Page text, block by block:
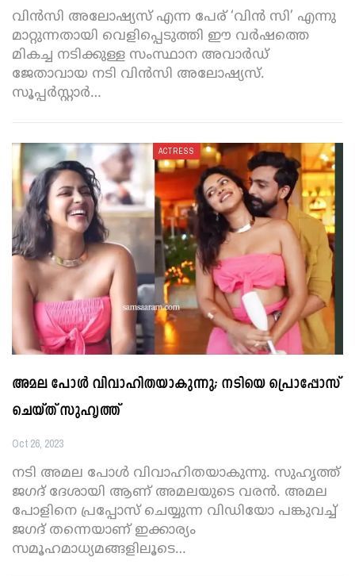
വിൻസി അലോഷ്യസ് എന്ന പേര് ‘വിൻ സി’ എന്നു
മാറ്റുന്നതായി വെളിപ്പെടുത്തി ഈ വർഷത്തെ
മികച്ച നടിക്കുള്ള സംസ്ഥാന അവാർഡ്
ജേതാവായ നടി വിൻസി അലോഷ്യസ്.
സൂപ്പർസ്റ്റാർ…
ACTRESS
അമല പോൾ വിവാഹിതയാകുന്നു; നടിയെ പ്രൊപ്പോസ്
ചെയ്ത് സുഹൃത്ത്
Oct 26, 2023
നടി അമല പോൾ വിവാഹിതയാകുന്നു. സുഹൃത്ത്
ജഗദ് ദേശായി ആണ് അമലയുടെ വരൻ. അമല
പോളിനെ പ്രപ്പോസ് ചെയ്യുന്ന വിഡിയോ പങ്കുവച്ച്
ജഗദ് തന്നെയാണ് ഇക്കാര്യം
സമൂഹമാധ്യമങ്ങളിലൂടെ…